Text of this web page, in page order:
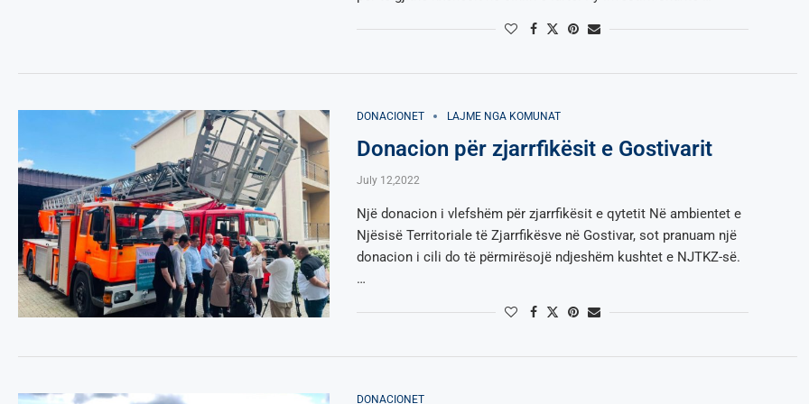
DONACIONET LAJME NGA KOMUNAT
Donacion për zjarrfikësit e Gostivarit
July 12,2022
Një donacion i vlefshëm për zjarrfikësit e qytetit Në ambientet e
Njësisë Territoriale të Zjarrfikësve në Gostivar, sot pranuam një
donacion i cili do të përmirësojë ndjeshëm kushtet e NJTKZ-së.
…
DONACIONET